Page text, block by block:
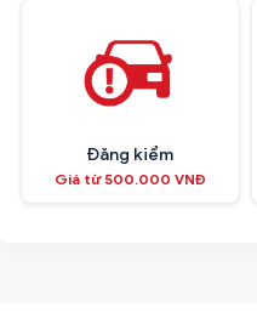
Đăng kiểm
Giá từ 500.000 VNĐ